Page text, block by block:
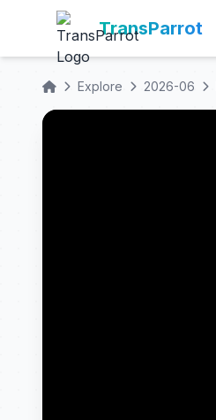
TransParrot
Explore 2026-06